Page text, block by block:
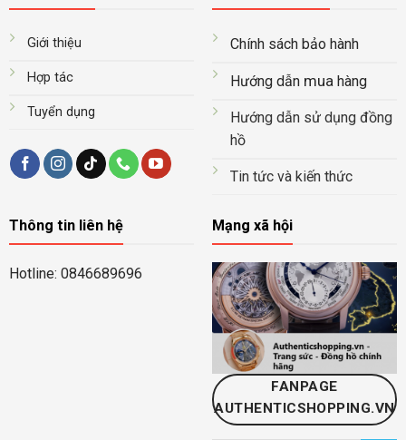
Giới thiệu
Hợp tác
Tuyển dụng
Chính sách bảo hành
Hướng dẫn muahàng
Hướng dẫn sử dụng đồng
hồ
Tin tức và kiến thức
Thông tin liên hệ
Hotline: 0846689696
Mạng xã hội
FANPAGE
AUTHENTICSHOPPING.VN